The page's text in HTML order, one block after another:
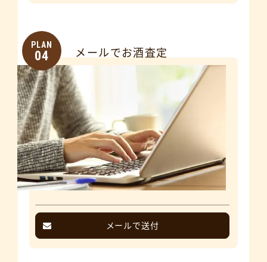
PLAN
04 メールでお酒査定
メールで送付